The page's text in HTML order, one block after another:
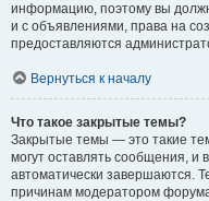
информацию, поэтому вы
и с объявлениями, права на
предоставляются
Вернуться к началу
Что такое закрытые темы?
Закрытые темы — это такие
могут оставлять сообщения, и
автоматически завершаются.
причинам модератором